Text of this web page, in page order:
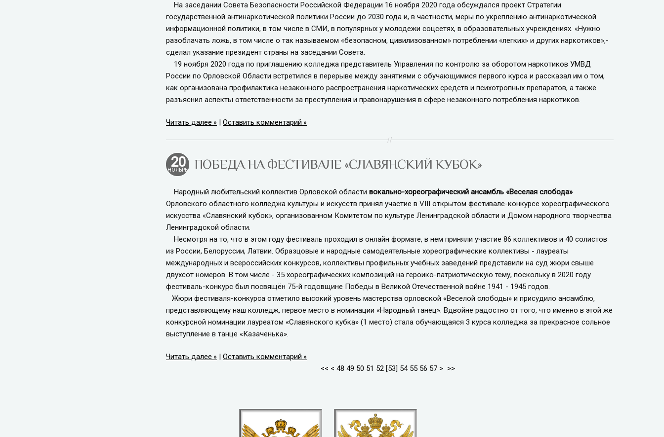
На заседании Совета Безопасности Российской Федерации 16 ноября 2020 года обсуждался проект Стратегии
государственной антинаркотической политики России до 2030 года и, в частности, меры по укреплению антинаркотической
информационной политики, в том числе в СМИ, в популярных у молодежи соцсетях, в образовательных учреждениях. «Нужно
разоблачать ложь, в том числе о так называемом «безопасном, цивилизованном» потреблении «легких» и других наркотиков»,-
сделал указание президент страны на заседании Совета.
19 ноября 2020 года по приглашению колледжа представитель Управления по контролю за оборотом наркотиков УМВД
России по Орловской Области встретился в перерыве между занятиями с обучающимися первого курса и рассказал им о том,
как организована профилактика незаконного распространения наркотических средств и психотропных препаратов, а также
разъяснил аспекты ответственности за преступления и правонарушения в сфере незаконного потребления наркотиков.
Читать далее | Оставить комментарий
20
НОЯБРЬ ПОБЕДА НА ФЕСТИВАЛЕ «СЛАВЯНСКИЙ КУБОК»
Народный любительский коллектив Орловской области вокально-хореографический ансамбль «Веселая слобода»
Орловского областного колледжа культуры и искусств принял участие в VIII открытом фестивале-конкурсе хореографического
искусства «Славянский кубок», организованном Комитетом по культуре Ленинградской области и Домом народного творчества
Ленинградской области.
Несмотря на то, что в этом году фестиваль проходил в онлайн формате, в нем приняли участие 86 коллективов и 40 солистов
из России, Белоруссии, Латвии. Образцовые и народные самодеятельные хореографические коллективы - лауреаты
международных и всероссийских конкурсов, коллективы профильных учебных заведений представили на суд жюри свыше
двухсот номеров. В том числе - 35 хореографических композиций на героико-патриотическую тему, поскольку в 2020 году
фестиваль-конкурс был посвящён 75-й годовщине Победы в Великой Отечественной войне 1941 - 1945 годов.
Жюри фестиваля-конкурса отметило высокий уровень мастерства орловской «Веселой слободы» и присудило ансамблю,
представляющему наш колледж, первое место в номинации «Народный танец». Вдвойне радостно от того, что именно в этой же
конкурсной номинации лауреатом «Славянского кубка» (1 место) стала обучающаяся 3 курса колледжа за прекрасное сольное
выступление в танце «Казаченька».
Читать далее | Оставить комментарий
<< < 48 49 50 51 52 [53] 54 55 56 57 > >>